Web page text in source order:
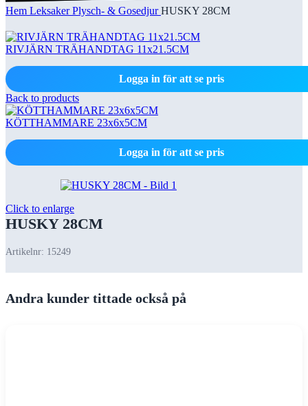
Hem LeksakerPlysch- & GosedjurHUSKY 28CM
RIVJÄRN TRÄHANDTAG 11x21.5CM
Logga in för att se pris
Back to products
KÖTTHAMMARE 23x6x5CM
Logga in för att se pris
Click to enlarge
HUSKY 28CM
Artikelnr: 15249
Andra kunder tittade också på